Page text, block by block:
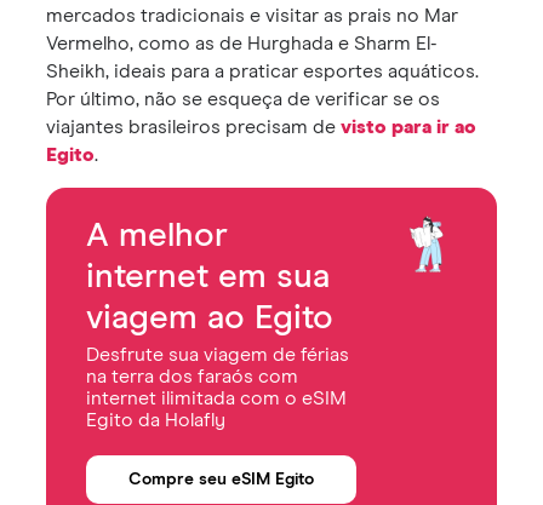
mercados tradicionais e visitar as prais no Mar
Vermelho, como as de Hurghada e Sharm El-
Sheikh, ideais para a praticar esportes aquáticos.
Por último, não se esqueça de verificar se os
viajantes brasileiros precisam devisto para ir ao
Egito.
A melhor
internet em sua
viagem ao Egito
Desfrute sua viagem de férias
na terra dos faraós com
internet ilimitada com o eSIM
Egito da Holafly
Compre seu eSIM Egito